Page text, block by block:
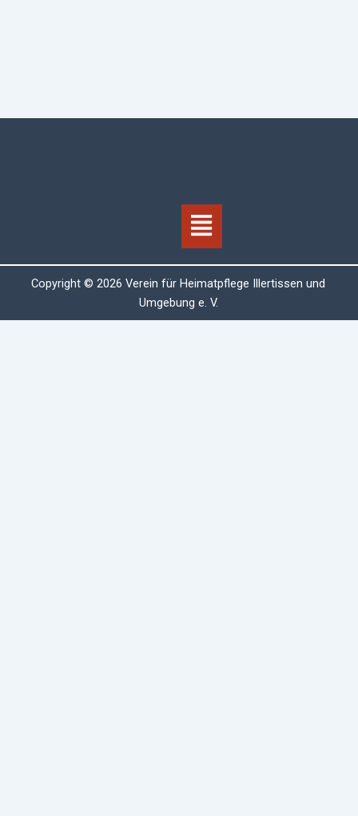
Menü
Copyright © 2026 Verein für Heimatpflege Illertissen und
Umgebung e. V.